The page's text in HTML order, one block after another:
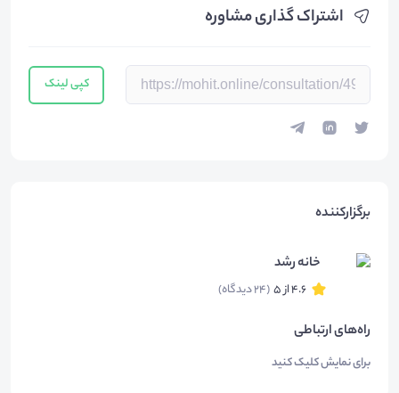
اشتراک گذاری مشاوره
کپی لینک
برگزارکننده
خانه رشد
4.6 از 5 (24 دیدگاه)
راه‌های ارتباطی
برای نمایش کلیک کنید